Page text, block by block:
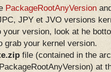
PackageRootAnyVersion
JPY et JVO versions
your version, look at he
grab your kernel version.
file (contained in the
at